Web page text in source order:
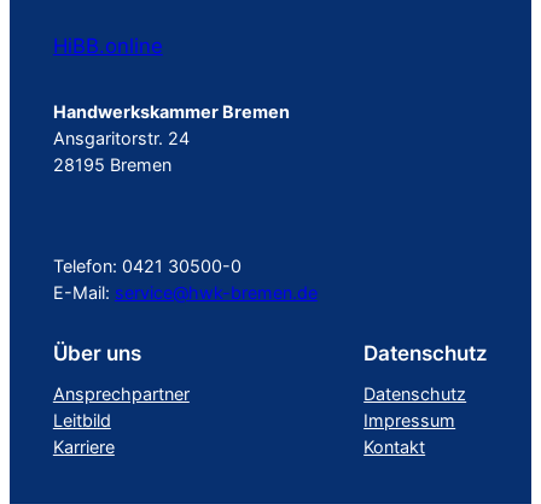
HiBB.online
Handwerkskammer Bremen
Ansgaritorstr. 24
28195 Bremen
Telefon: 0421 30500-0
E-Mail: service@hwk-bremen.de
Über uns
Ansprechpartner
Leitbild
Karriere
Datenschutz
Datenschutz
Impressum
Kontakt